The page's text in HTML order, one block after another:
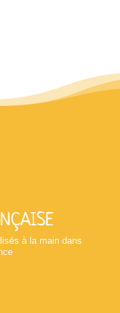
à la main dans